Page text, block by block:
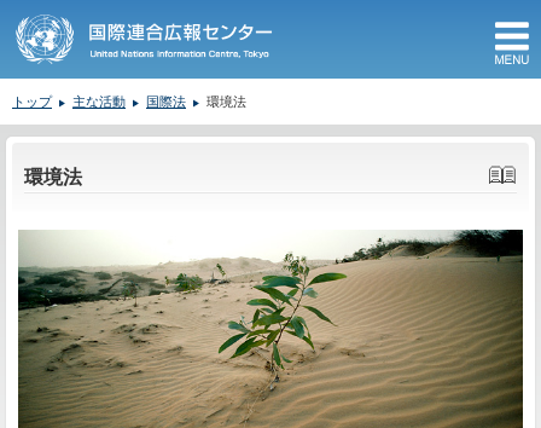
トップ 主な活動 国際法 環境法
環境法